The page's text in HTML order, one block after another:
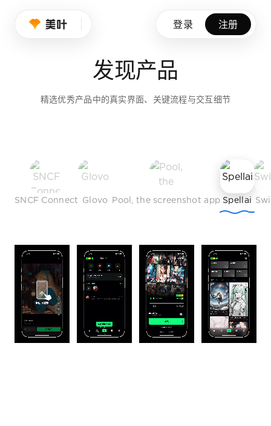
登录 注册
设计师的品味养成
发现产品
精选优秀产品中的真实界面、关键流程与交互细节
SNCF Connect Glovo Pool, the screenshot app Spellai